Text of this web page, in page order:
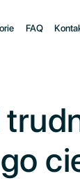
FAQ